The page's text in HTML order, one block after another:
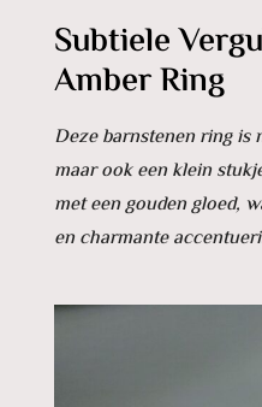
Subtiele
Amber Ring
Deze barnstenen ring is
maar ook een klein
met een gouden gloed,
en charmante